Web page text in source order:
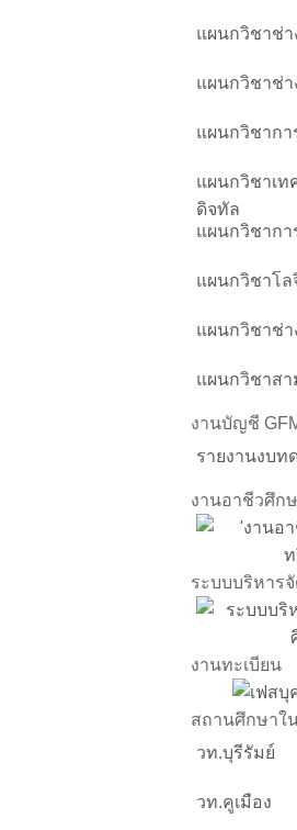
แผนกวิชาช่า
แผนกวิชาช่า
แผนกวิชาก
แผนกวิชาเท
ดิจทัล
แผนกวิชากา
แผนกวิชาโ
แผนกวิชาช่
แผนกวิชาส
งานบัญชี
รายงานงบท
งานอาชีวศึก
ระบบบริหาร
งานทะเบียน
สถานศึกษาใ
วท.บุรีรัมย์
วท.คูเมือง